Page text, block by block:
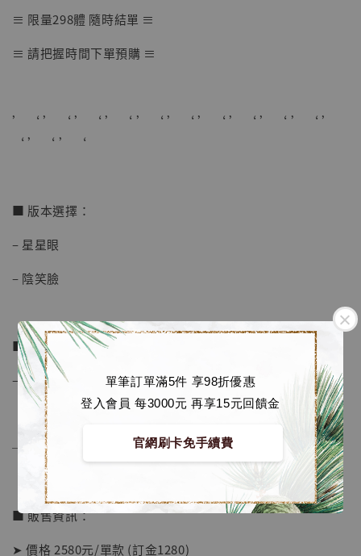
單筆訂單滿5件 享98折優惠
登入會員 每3000元 再享15元回饋金
官網刷卡免手續費
摩 [7STARS Studio]
≡ 限量298體 隨時結單 ≡
≡ 請把握時間下單預購 ≡
’ ‘ ’ ‘ ’ ‘ ’ ‘ ’ ‘ ’ ‘ ’ ‘ ’ ‘ ’ ‘ ’ ‘ ’
‘ ’ ‘ ’ ‘
■ 版本選擇：
– 星星眼
– 陰笑臉
■ 商品資訊：
– 材質為 樹脂, PU
──────────────
■ 販售資訊：
➤ 價格 2580元/單款 (訂金1280)